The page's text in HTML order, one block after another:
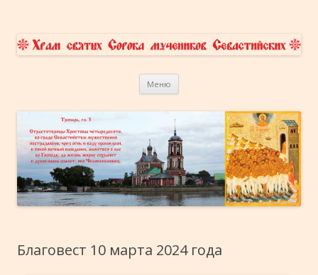
Севастийских в Переславле-
Залесском
Меню
Благовест 10 марта 2024 года